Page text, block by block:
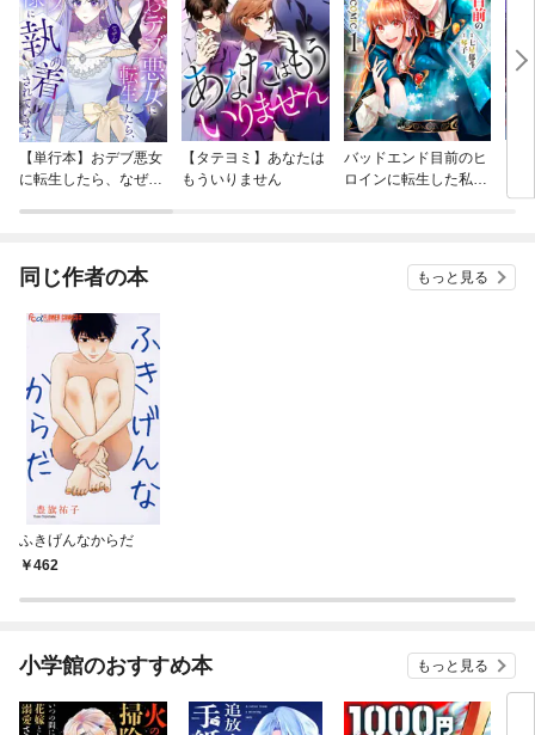
【単行本】おデブ悪女
に転生したら、なぜか
【タテヨミ】あなたは
もういりません
バッドエンド目前のヒ
ロインに転生した私、
同じ作者の本 もっと見る
ふきげんなからだ
462
小学館のおすすめ本 もっと見る